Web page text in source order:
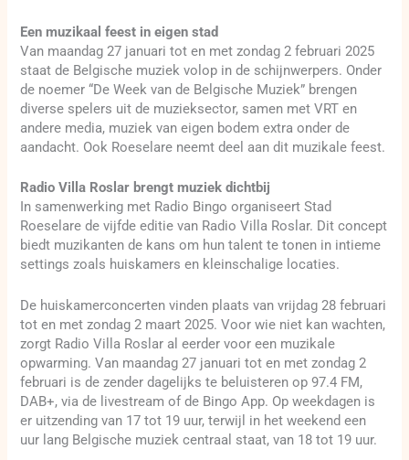
Een muzikaal feest in eigen stad
Van maandag 27 januari tot en met zondag 2 februari 2025
staat de Belgische muziek volop in de schijnwerpers. Onder
de noemer “De Week van de Belgische Muziek” brengen
diverse spelers uit de muzieksector, samen met VRT en
andere media, muziek van eigen bodem extra onder de
aandacht. Ook Roeselare neemt deel aan dit muzikale feest.
Radio Villa Roslar brengt muziek dichtbij
In samenwerking met Radio Bingo organiseert Stad
Roeselare de vijfde editie van Radio Villa Roslar. Dit concept
biedt muzikanten de kans om hun talent te tonen in intieme
settings zoals huiskamers en kleinschalige locaties.
De huiskamerconcerten vinden plaats van vrijdag 28 februari
tot en met zondag 2 maart 2025. Voor wie niet kan wachten,
zorgt Radio Villa Roslar al eerder voor een muzikale
opwarming. Van maandag 27 januari tot en met zondag 2
februari is de zender dagelijks te beluisteren op 97.4 FM,
DAB+, via de livestream of de Bingo App. Op weekdagen is
er uitzending van 17 tot 19 uur, terwijl in het weekend een
uur lang Belgische muziek centraal staat, van 18 tot 19 uur.